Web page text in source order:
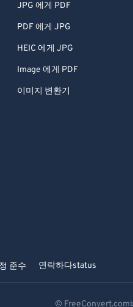
JPG 에게 PDF
PDF 에게 JPG
HEIC 에게 JPG
Image 에게 PDF
이미지 변환기
준수 연락하다status
© FreeConvert.com